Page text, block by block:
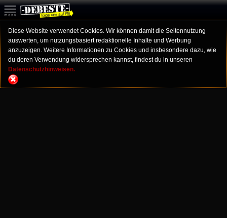
Diese Website verwendet Cookies. Wir können damit die Seitennutzung
auswerten, um nutzungsbasiert redaktionelle Inhalte und Werbung
anzuzeigen. Weitere Informationen zu Cookies und insbesondere dazu, wie
du deren Verwendung widersprechen kannst, findest du in unseren
Datenschutzhinweisen.